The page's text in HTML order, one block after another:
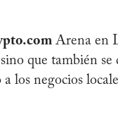
Arena en
que también se
los negocios